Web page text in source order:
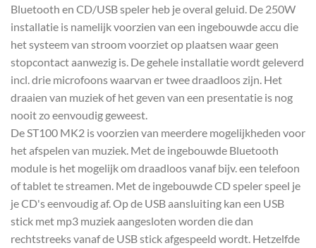
Bluetooth en CD/USB speler heb je overal geluid. De 250W
installatie is namelijk voorzien van een ingebouwde accu die
het systeem van stroom voorziet op plaatsen waar geen
stopcontact aanwezig is. De gehele installatie wordt geleverd
incl. drie microfoons waarvan er twee draadloos zijn. Het
draaien van muziek of het geven van een presentatie is nog
nooit zo eenvoudig geweest.
De ST100 MK2 is voorzien van meerdere mogelijkheden voor
het afspelen van muziek. Met de ingebouwde Bluetooth
module is het mogelijk om draadloos vanaf bijv. een telefoon
of tablet te streamen. Met de ingebouwde CD speler speel je
je CD's eenvoudig af. Op de USB aansluiting kan een USB
stick met mp3 muziek aangesloten worden die dan
rechtstreeks vanaf de USB stick afgespeeld wordt. Hetzelfde